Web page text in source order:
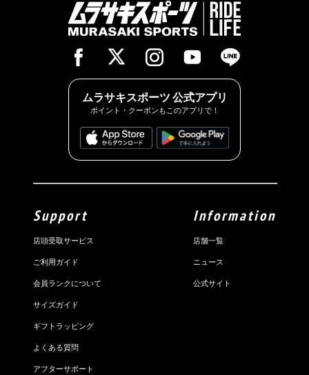
ムラサキスポーツ 公式アプリ
ポイント・クーポンもこのアプリで！
Support
店頭受取サービス
ご利用ガイド
会員ランクについて
サイズガイド
ギフトラッピング
よくある質問
アフターサポート
Information
店舗一覧
ニュース
公式サイト